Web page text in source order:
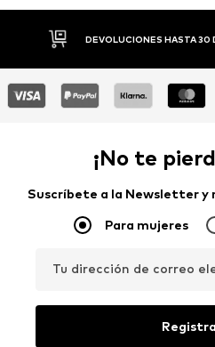
DEVOLUCIONES HASTA 30
¡No te
Suscríbete a la Newsletter y
Para mujeres
Tu dirección de correo